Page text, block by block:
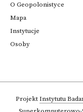
O Geopolonistyce
Mapa
Instytucje
Osoby
ProjektInstytutu